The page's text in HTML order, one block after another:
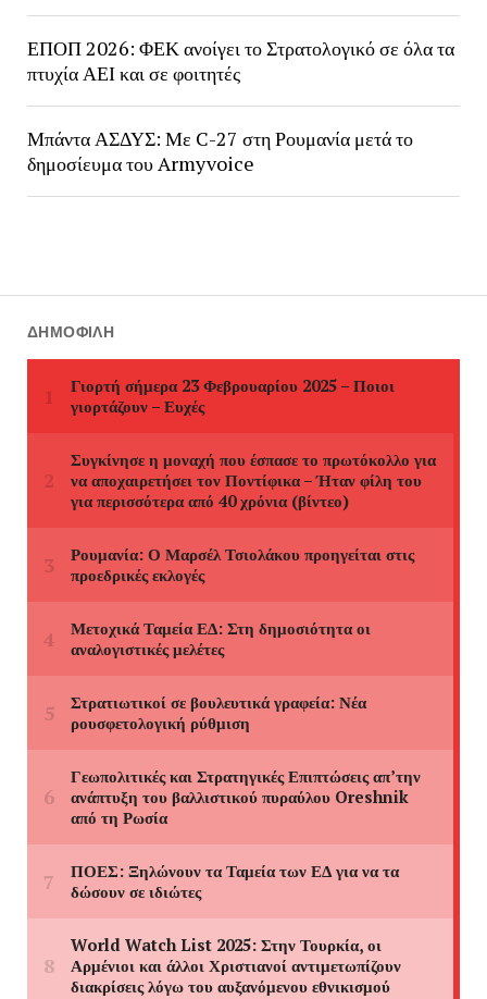
ΕΠΟΠ 2026: ΦΕΚ ανοίγει το Στρατολογικό σε όλα τα
πτυχία ΑΕΙ και σε φοιτητές
Μπάντα ΑΣΔΥΣ: Με C-27 στη Ρουμανία μετά το
δημοσίευμα του Armyvoice
ΔΗΜΟΦΙΛΉ